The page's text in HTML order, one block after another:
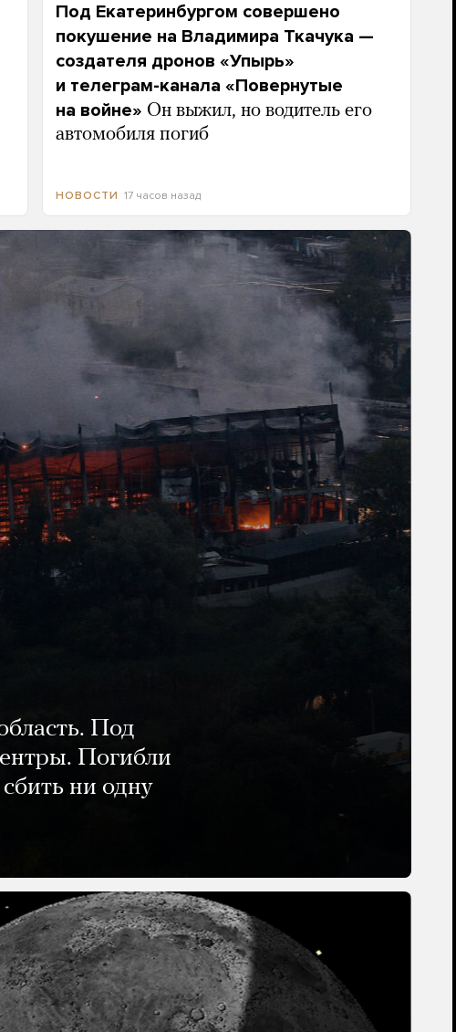
Под Екатеринбургом совершено
покушение на Владимира Ткачука —
создателя дронов «Упырь»
и телеграм-канала «Повернутые
на войне» Он выжил, но водитель его
автомобиля погиб
НОВОСТИ 17 часов назад
Под
Погибли
ни одну